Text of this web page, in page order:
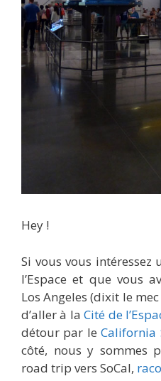
Hey !
Si vous vous
l’Espace et que vous
Los Angeles (dixit le
d’aller à laCité de
détour par leCalifornia
côté, nous y sommes
road trip vers SoCal,